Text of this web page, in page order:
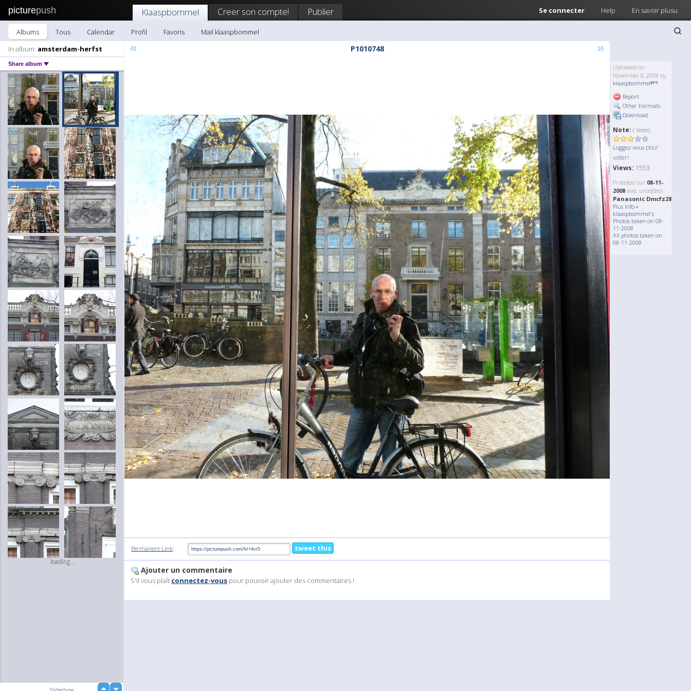
picturepush Se connecter Help En savoir plusu
Klaaspbommel Creer son compte! Publier
Albums Tous Calendar Profil Favoris
Mail klaaspbommel
In album: amsterdam-herfst
Share album
loading...
« P1010748 »
Uploaded on
November 8, 2008 by
klaaspbommel
Report
Other Formats
Download
Note: ( Votes)
Loggez-vous pour
voter!
Views: 1553
Pris(e)(es) sur 08-11-
2008 avec un(e)(des)
Panasonic Dmcfz28
Plus Info »
klaaspbommel's
Photos taken on 08-
11-2008
All photos taken on
08-11-2008
Permanent Link: tweet this
Ajouter un commentaire
S'il vous plaît connectez-vous pour pouvoir ajouter des commentaires !